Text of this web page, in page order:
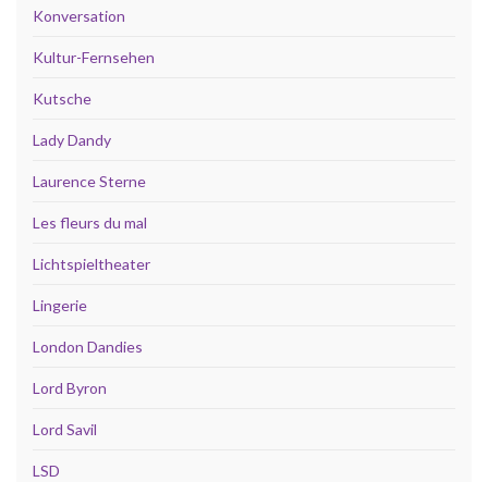
Konversation
Kultur-Fernsehen
Kutsche
Lady Dandy
Laurence Sterne
Les fleurs du mal
Lichtspieltheater
Lingerie
London Dandies
Lord Byron
Lord Savil
LSD